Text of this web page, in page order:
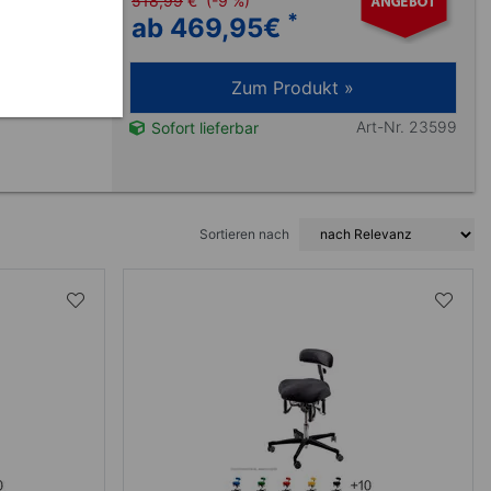
ab 469,95€ *
Zum Produkt »
Sofort lieferbar Art-Nr. 23599
Sortieren nach